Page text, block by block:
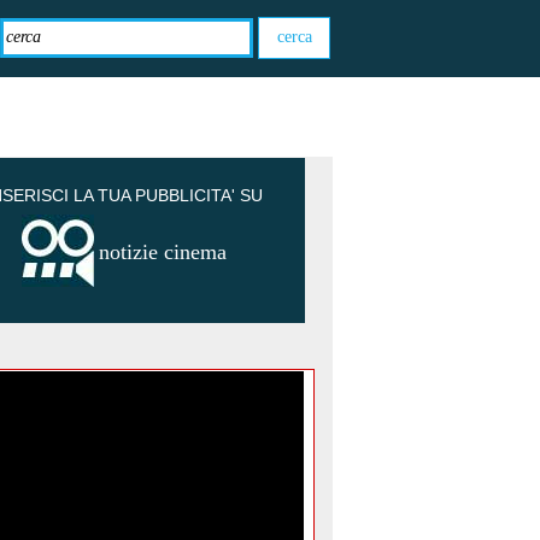
LA TUA PUBBLICITA' SU
notizie cinema